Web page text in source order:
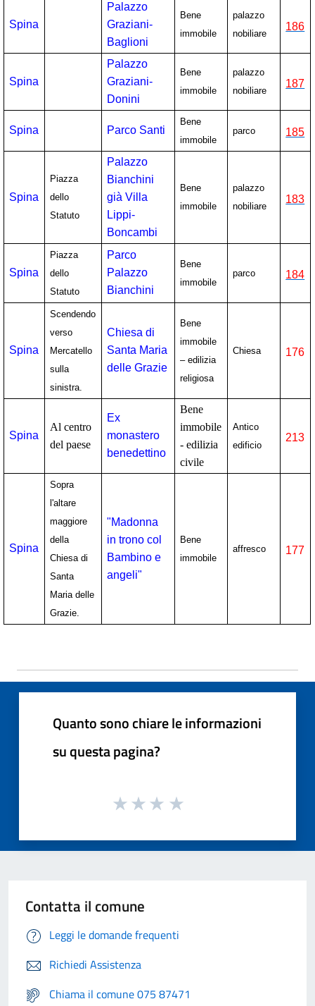
Spina
Palazzo
Graziani-
Baglioni
Bene
immobile
palazzo
nobiliare
186
Spina
Palazzo
Graziani-
Donini
Bene
immobile
palazzo
nobiliare
187
Spina Parco Santi
Bene
immobile
parco 185
Spina
Piazza
dello
Statuto
Palazzo
Bianchini
già Villa
Lippi-
Boncambi
Bene
immobile
palazzo
nobiliare
183
Spina
Piazza
dello
Statuto
Parco
Palazzo
Bianchini
Bene
immobile
parco 184
Spina
Scendendo
verso
Mercatello
sulla
sinistra.
Chiesa di
Santa Maria
delle Grazie
Bene
immobile
– edilizia
religiosa
Chiesa 176
Spina
Al centro
del paese
Ex
monastero
benedettino
Bene
immobile
- edilizia
civile
Antico
edificio
213
Spina
Sopra
l'altare
maggiore
della
Chiesa di
Santa
Maria delle
Grazie.
"Madonna
in trono col
Bambino e
angeli"
Bene
immobile
affresco 177
Quanto sono chiare le informazioni
su questa pagina?
Contatta il comune
Leggi le domande frequenti
Richiedi Assistenza
Chiama il comune 075 87471